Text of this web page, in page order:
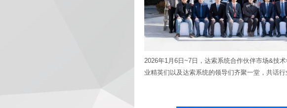
2026年1月6日~7日，达索系统合作伙伴市场&技
业精英们以及达索系统的领导们齐聚一堂，共话